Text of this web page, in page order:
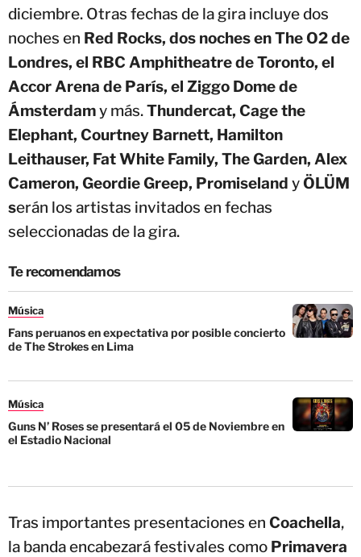
diciembre. Otras fechas de la gira incluye dos
noches en Red Rocks, dos noches en The O2 de
Londres, el RBC Amphitheatre de Toronto, el
Accor Arena de París, el Ziggo Dome de
Ámsterdamy más.Thundercat, Cage the
Elephant, Courtney Barnett, Hamilton
Leithauser, Fat White Family, The Garden, Alex
Cameron, Geordie Greep, Promiseland y ÖLÜM
serán los artistas invitados en fechas
seleccionadas de la gira.
Te recomendamos
Música
Fans peruanos en expectativa por posible concierto
de The Strokes en Lima
Música
Guns N’ Roses se presentará el 05 de Noviembre en
el Estadio Nacional
Tras importantes presentaciones en Coachella,
la banda encabezará festivales como Primavera